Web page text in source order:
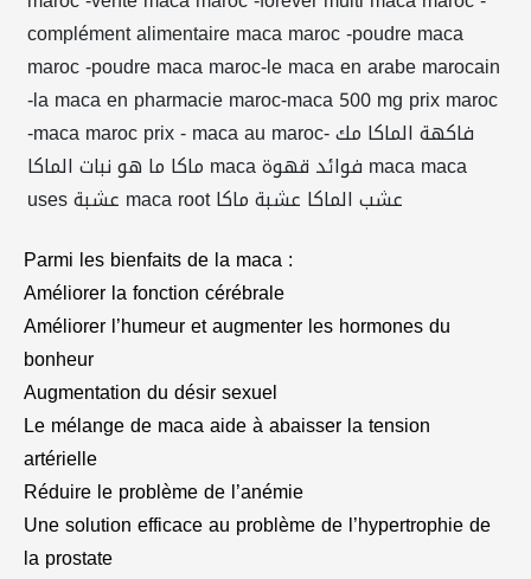
Parmi les bienfaits de la maca :
Améliorer la fonction cérébrale
Améliorer l’humeur et augmenter les hormones du
bonheur
Augmentation du désir sexuel
Le mélange de maca aide à abaisser la tension
artérielle
Réduire le problème de l’anémie
Une solution efficace au problème de l’hypertrophie de
la prostate